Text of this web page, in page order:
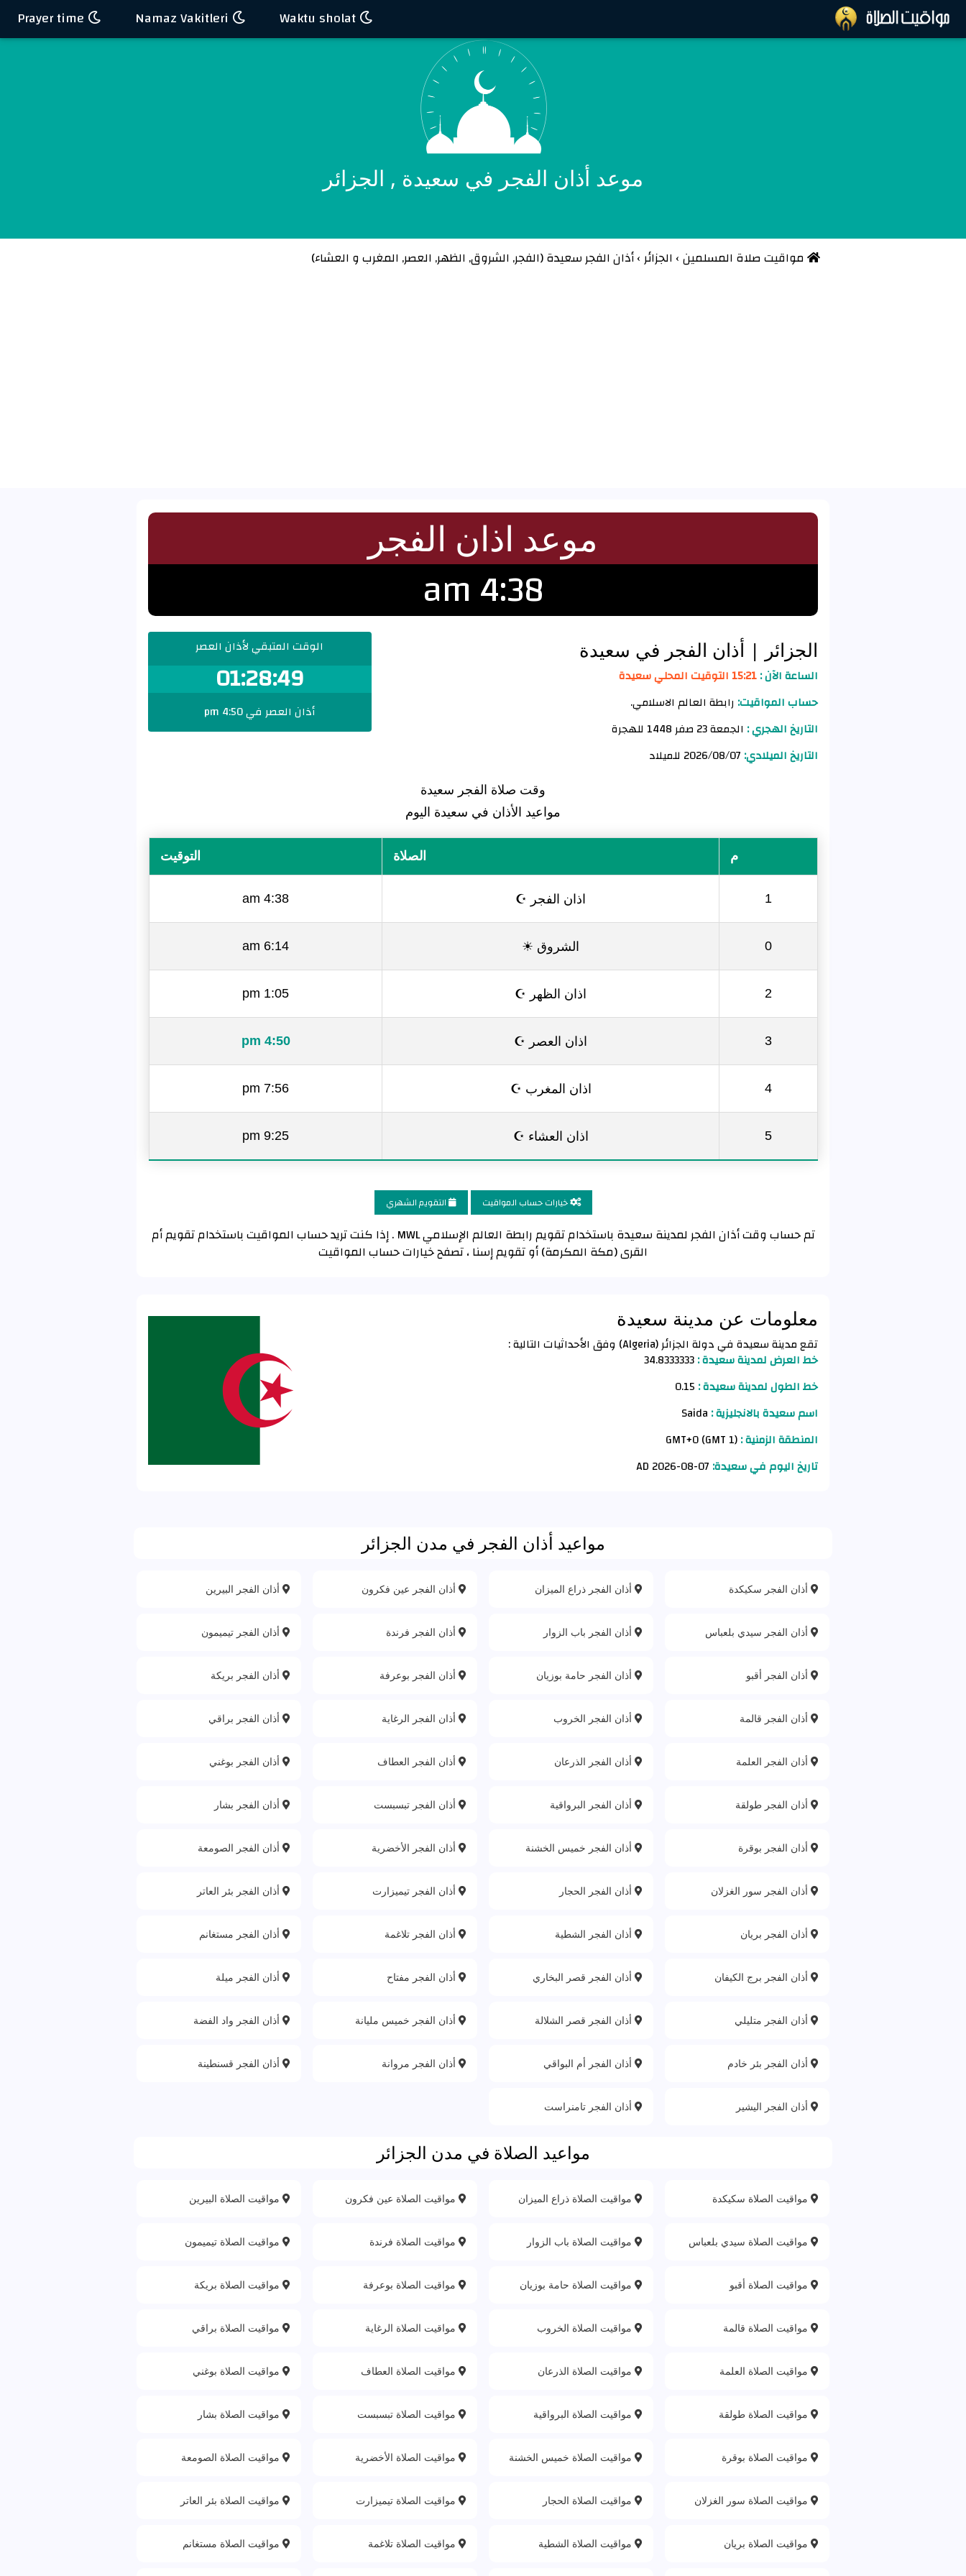
موعد أذان الفجر في سعيدة , الجزائر
مواقيت صلاة المسلمين › الجزائر ›أذان الفجر سعيدة (الفجر, الشروق, الظهر, العصر, المغرب و العشاء)
موعد اذان الفجر
4:38 am
الجزائر | أذان الفجر في سعيدة
الساعة الآن :15:21 التوقيت المحلي سعيدة
حساب المواقيت: رابطة العالم الاسلامي.
التاريخ الهجري : الجمعة 23 صفر 1448 للهجرة
التاريخ الميلادي:
الوقت المتبقي لأذان العصر
01:28:48
أذان العصر في 4:50 pm
وقت صلاة الفجر سعيدة
مواعيد الأذان في سعيدة اليوم
م الصلاة التوقيت
1 اذان الفجر ☪ 4:38 am
0 الشروق ☀ 6:14 am
2 اذان الظهر ☪ 1:05 pm
3 اذان العصر ☪ 4:50 pm
4 اذان المغرب ☪ 7:56 pm
5 اذان العشاء ☪ 9:25 pm
خيارات حساب المواقيت التقويم الشهري
تم حساب وقت أذان الفجر لمدينة سعيدة باستخدام تقويم رابطة العالم الإسلامي MWL . إذا كنت تريد حساب المواقيت باستخدام تقويم أم
القرى (مكة المكرمة) أو تقويم إسنا ، تصفح خيارات حساب المواقيت
معلومات عن مدينة سعيدة
تقع مدينة سعيدة في دولة الجزائر (Algeria) وفق الأحداثيات التالية :
خط العرض لمدينة سعيدة :34.8333333
خط الطول لمدينة سعيدة :
اسم سعيدة بالانجليزية :
المنطقة الزمنية :
تاريخ اليوم في سعيدة:
مواعيد أذان الفجر في مدن الجزائر
أذان الفجر سكيكدة أذان الفجر ذراع الميزان أذان الفجر عين فكرون أذان الفجر البيرين
أذان الفجر سيدي بلعباس أذان الفجر باب الزوار أذان الفجر فرندة أذان الفجر تيميمون
أذان الفجر أقبو أذان الفجر حامة بوزيان أذان الفجر بوعرفة أذان الفجر بريكة
أذان الفجر قالمة أذان الفجر الخروب أذان الفجر الرغاية أذان الفجر براقي
أذان الفجر العلمة أذان الفجر الذرعان أذان الفجر العطاف أذان الفجر بوغني
أذان الفجر طولقة أذان الفجر البرواقية أذان الفجر تبسبست أذان الفجر بشار
أذان الفجر بوقرة أذان الفجر خميس الخشنة أذان الفجر الأخضرية أذان الفجر الصومعة
أذان الفجر سور الغزلان أذان الفجر الحجار أذان الفجر تيميزارت أذان الفجر بئر العاتر
أذان الفجر بريان أذان الفجر الشطية أذان الفجر تلاغمة أذان الفجر مستغانم
أذان الفجر برج الكيفان أذان الفجر قصر البخاري أذان الفجر مفتاح أذان الفجر ميلة
أذان الفجر متليلي أذان الفجر قصر الشلالة أذان الفجر خميس مليانة أذان الفجر واد الفضة
أذان الفجر بئر خادم أذان الفجر أم البواقي أذان الفجر مروانة أذان الفجر قسنطينة
أذان الفجر اليشير أذان الفجر تامنراست
مواعيد الصلاة في مدن الجزائر
مواقيت الصلاة سكيكدة مواقيت الصلاة ذراع الميزان مواقيت الصلاة عين فكرون مواقيت الصلاة البيرين
مواقيت الصلاة سيدي بلعباس مواقيت الصلاة باب الزوار مواقيت الصلاة فرندة مواقيت الصلاة تيميمون
مواقيت الصلاة أقبو مواقيت الصلاة حامة بوزيان مواقيت الصلاة بوعرفة مواقيت الصلاة بريكة
مواقيت الصلاة قالمة مواقيت الصلاة الخروب مواقيت الصلاة الرغاية مواقيت الصلاة براقي
مواقيت الصلاة العلمة مواقيت الصلاة الذرعان مواقيت الصلاة العطاف مواقيت الصلاة بوغني
مواقيت الصلاة طولقة مواقيت الصلاة البرواقية مواقيت الصلاة تبسبست مواقيت الصلاة بشار
مواقيت الصلاة بوقرة مواقيت الصلاة خميس الخشنة مواقيت الصلاة الأخضرية مواقيت الصلاة الصومعة
مواقيت الصلاة سور الغزلان مواقيت الصلاة الحجار مواقيت الصلاة تيميزارت مواقيت الصلاة بئر العاتر
مواقيت الصلاة بريان مواقيت الصلاة الشطية مواقيت الصلاة تلاغمة مواقيت الصلاة مستغانم